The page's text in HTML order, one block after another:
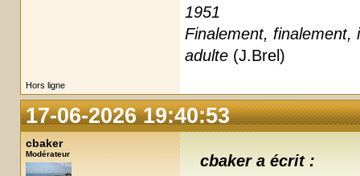
1951
Finalement, finalement,
adulte (J.Brel)
Hors ligne
17-06-2026 19:40:53
cbaker
Modérateur
cbaker a écrit :